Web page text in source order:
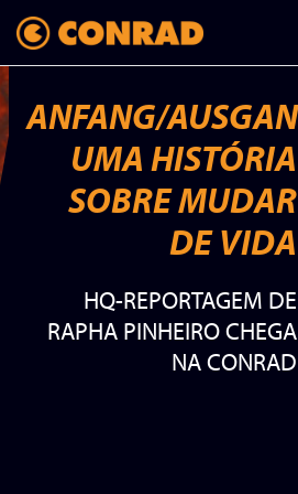
ANFANG/
UMA HISTÓRIA
DE VIDA
HQ-REPORTAGEM DE
ANFANG/
UMA HISTÓRIA
SOBRE MUDAR
DE VIDA
HQ-REPORTAGEM DE
RAPHA PINHEIRO CHEGA
NA CONRAD